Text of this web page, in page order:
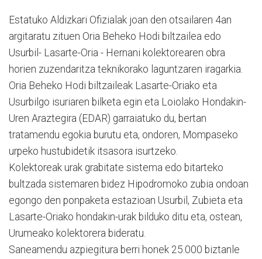
Estatuko Aldizkari Ofizialak joan den otsailaren 4an
argitaratu zituen Oria Beheko Hodi biltzailea edo
Usurbil- Lasarte-Oria - Hernani kolektorearen obra
horien zuzendaritza teknikorako laguntzaren iragarkia.
Oria Beheko Hodi biltzaileak Lasarte-Oriako eta
Usurbilgo isuriaren bilketa egin eta Loiolako Hondakin-
Uren Araztegira (EDAR) garraiatuko du, bertan
tratamendu egokia burutu eta, ondoren, Mompaseko
urpeko hustubidetik itsasora isurtzeko.
Kolektoreak urak grabitate sistema edo bitarteko
bultzada sistemaren bidez Hipodromoko zubia ondoan
egongo den ponpaketa estazioan Usurbil, Zubieta eta
Lasarte-Oriako hondakin-urak bilduko ditu eta, ostean,
Urumeako kolektorera bideratu.
Saneamendu azpiegitura berri honek 25.000 biztanle